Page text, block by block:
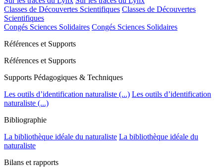
Classes de Découvertes Scientifiques Classes de Découvertes
Scientifiques
Congés Sciences Solidaires Congés Sciences Solidaires
Références et Supports
Références et Supports
Supports Pédagogiques & Techniques
Les outils d’identification naturaliste (...) Les outils d’identification
naturaliste (...)
Bibliographie
La bibliothèque idéale du naturaliste La bibliothèque idéale du
naturaliste
Bilans et rapports